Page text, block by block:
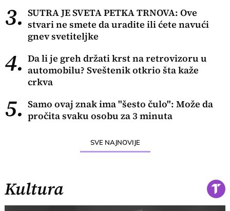
3. SUTRA JE SVETA PETKA TRNOVA: Ove
stvari ne smete da uradite ili ćete navući
gnev svetiteljke
4. Da li je greh držati krst na retrovizoru u
automobilu? Sveštenik otkrio šta kaže
crkva
5. Samo ovaj znak ima "šesto čulo": Može da
pročita svaku osobu za 3 minuta
SVE NAJNOVIJE
Kultura